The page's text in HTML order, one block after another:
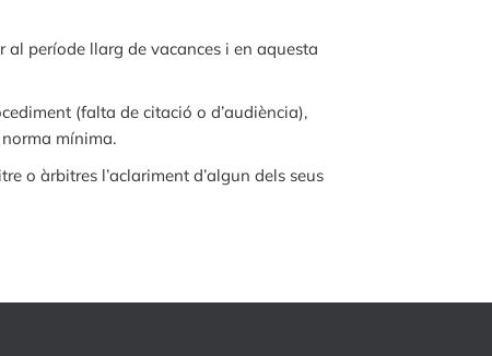
període llarg de vacances i en aquesta
(falta de citació o d’audiència),
mínima.
o àrbitres l’aclariment d’algun dels seus